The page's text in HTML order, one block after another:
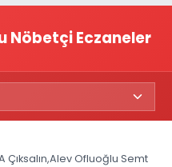
Nöbetçi Eczaneler
Çıksalın,Alev Ofluoğlu Semt